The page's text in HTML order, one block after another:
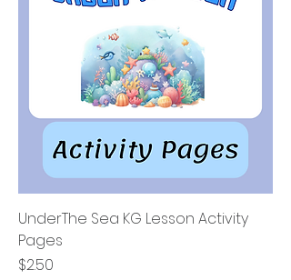
UnderThe Sea KG Lesson Activity
Pages
価格
$2.50